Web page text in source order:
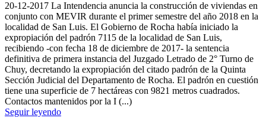
20-12-2017 La Intendencia anuncia la construcción de viviendas en
conjunto con MEVIR durante el primer semestre del año 2018 en la
localidad de San Luis. El Gobierno de Rocha había iniciado la
expropiación del padrón 7115 de la localidad de San Luis,
recibiendo -con fecha 18 de diciembre de 2017- la sentencia
definitiva de primera instancia del Juzgado Letrado de 2° Turno de
Chuy, decretando la expropiación del citado padrón de la Quinta
Sección Judicial del Departamento de Rocha. El padrón en cuestión
tiene una superficie de 7 hectáreas con 9821 metros cuadrados.
Contactos mantenidos por la I (...)
Seguir leyendo